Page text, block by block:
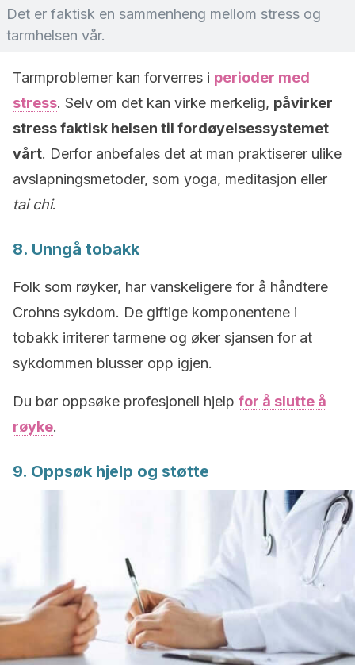
Det er faktisk en sammenheng mellom stress og
tarmhelsen vår.
Tarmproblemer kan forverres i perioder med
stress. Selv om det kan virke merkelig, påvirker
stress faktisk helsen til fordøyelsessystemet
vårt. Derfor anbefales det at man praktiserer ulike
avslapningsmetoder, som yoga, meditasjon eller
tai chi.
8. Unngå tobakk
Folk som røyker, har vanskeligere for å håndtere
Crohns sykdom. De giftige komponentene i
tobakk irriterer tarmene og øker sjansen for at
sykdommen blusser opp igjen.
Du bør oppsøke profesjonell hjelp for å slutte å
røyke.
9. Oppsøk hjelp og støtte